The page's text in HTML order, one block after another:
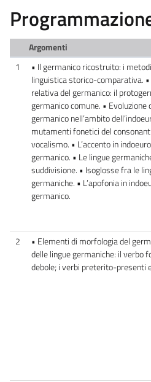
Argomenti
1
• Il germanico ricostruito: i
linguistica storico-comparativa.
relativa del germanico: il
germanico comune. • Evoluzione
germanico nell’ambito
mutamenti fonetici del
vocalismo. • L’accento in
germanico. • Le lingue
suddivisione. • Isoglosse fra le
germaniche. • L’apofonia in
germanico.
2
• Elementi di morfologia del
delle lingue germaniche: il verbo
debole; i verbi preterito-presenti